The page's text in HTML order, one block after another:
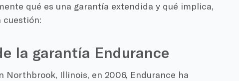
qué es una garantía extendida y qué implica,
cuestión:
la garantía Endurance
Northbrook, Illinois, en 2006, Endurance ha